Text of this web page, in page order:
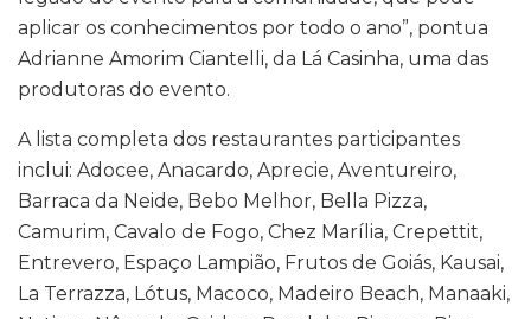
aplicar os conhecimentos por todo o ano”, pontua
Adrianne Amorim Ciantelli, da Lá Casinha, uma das
produtoras do evento.
A lista completa dos restaurantes participantes
inclui: Adocee, Anacardo, Aprecie, Aventureiro,
Barraca da Neide, Bebo Melhor, Bella Pizza,
Camurim, Cavalo de Fogo, Chez Marília, Crepettit,
Entrevero, Espaço Lampião, Frutos de Goiás, Kausai,
La Terrazza, Lótus, Macoco, Madeiro Beach, Manaaki,